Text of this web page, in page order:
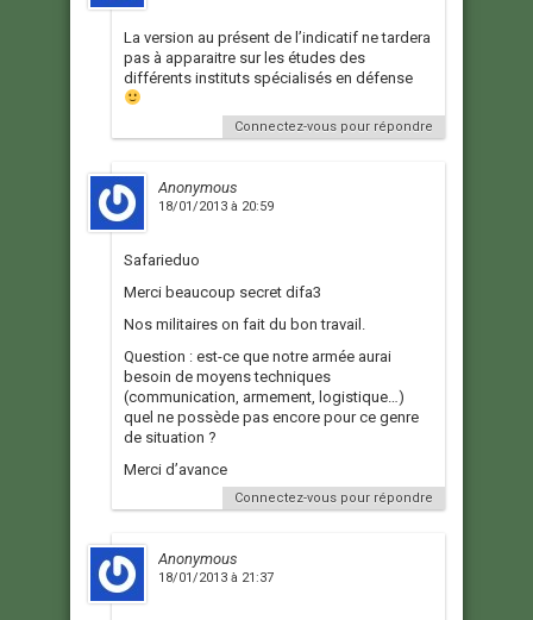
La version au présent de l’indicatif ne tardera
pas à apparaitre sur les études des
différents instituts spécialisés en défense
Connectez-vous pour répondre
Anonymous
18/01/2013 à 20:59
Safarieduo
Merci beaucoup secret difa3
Nos militaires on fait du bon travail.
Question : est-ce que notre armée aurai
besoin de moyens techniques
(communication, armement, logistique…)
quel ne possède pas encore pour ce genre
de situation ?
Merci d’avance
Connectez-vous pour répondre
Anonymous
18/01/2013 à 21:37